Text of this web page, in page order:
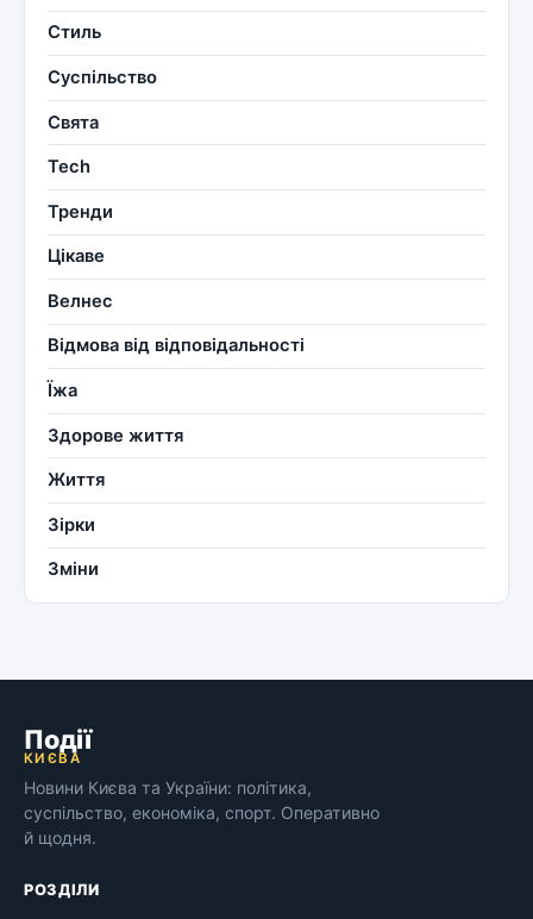
Стиль
Суспільство
Свята
Tech
Тренди
Цікаве
Велнес
Відмова від відповідальності
Їжа
Здорове життя
Життя
Зірки
Зміни
Події
КИЄВА
Новини Києва та України: політика,
суспільство, економіка, спорт. Оперативно
й щодня.
РОЗДІЛИ